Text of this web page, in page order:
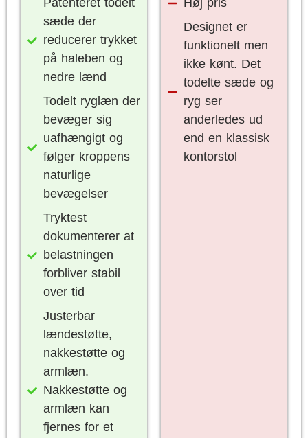
Patenteret todelt
sæde der
reducerer trykket
på haleben og
nedre lænd
Todelt ryglæn der
bevæger sig
uafhængigt og
følger kroppens
naturlige
bevægelser
Tryktest
dokumenterer at
belastningen
forbliver stabil
over tid
Justerbar
lændestøtte,
nakkestøtte og
armlæn.
Nakkestøtte og
armlæn kan
fjernes for et
Høj pris
Designet er
funktionelt men
ikke kønt. Det
todelte sæde og
ryg ser
anderledes ud
end en klassisk
kontorstol